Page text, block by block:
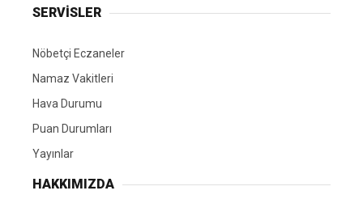
SERVİSLER
Nöbetçi Eczaneler
Namaz Vakitleri
Hava Durumu
Puan Durumları
Yayınlar
HAKKIMIZDA